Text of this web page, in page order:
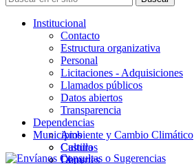
Institucional
Contacto
Estructura organizativa
Personal
Licitaciones - Adquisiciones
Llamados públicos
Datos abiertos
Transparencia
Dependencias
Ambiente y Cambio Climático
Cultura
Deportes
Municipios
Castillos
Chuy